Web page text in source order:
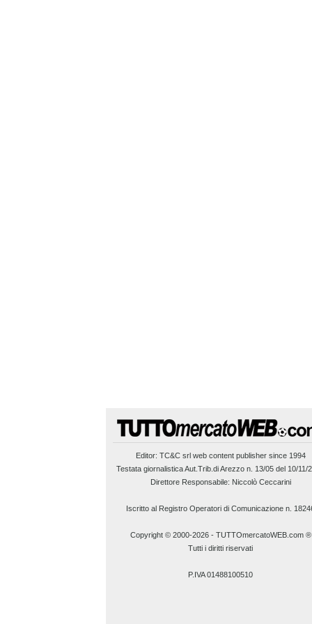
Editor: TC&C srlweb content publisher since 1994
Testata giornalistica Aut.Trib.di Arezzo n. 13/05 del 10/11/
Direttore Responsabile: Niccolò Ceccarini
Iscritto al Registro Operatori di Comunicazione n.
Copyright © 2000-2026- TUTTOmercatoWEB.com ®
Tutti i diritti riservati
P.IVA 01488100510